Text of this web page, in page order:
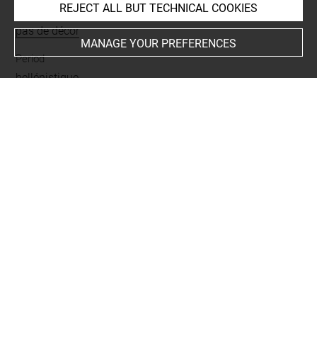
Description/Features
pas de décor
Period
hellénistique
REJECT ALL BUT TECHNICAL COOKIES
MANAGE YOUR PREFERENCES